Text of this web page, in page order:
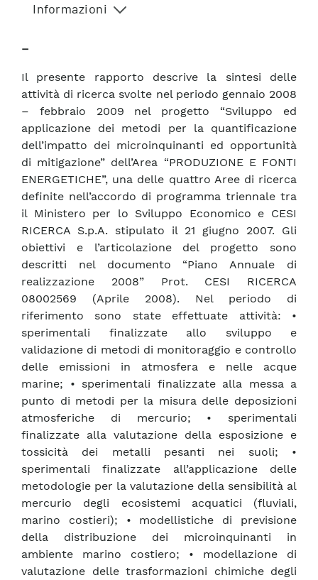
Informazioni
–
Il presente rapporto descrive la sintesi delle
attività di ricerca svolte nel periodo gennaio 2008
– febbraio 2009 nel progetto “Sviluppo ed
applicazione dei metodi per la quantificazione
dell’impatto dei microinquinanti ed opportunità
di mitigazione” dell’Area “PRODUZIONE E FONTI
ENERGETICHE”, una delle quattro Aree di ricerca
definite nell’accordo di programma triennale tra
il Ministero per lo Sviluppo Economico e CESI
RICERCA S.p.A. stipulato il 21 giugno 2007. Gli
obiettivi e l’articolazione del progetto sono
descritti nel documento “Piano Annuale di
realizzazione 2008” Prot. CESI RICERCA
08002569 (Aprile 2008). Nel periodo di
riferimento sono state effettuate attività: •
sperimentali finalizzate allo sviluppo e
validazione di metodi di monitoraggio e controllo
delle emissioni in atmosfera e nelle acque
marine; • sperimentali finalizzate alla messa a
punto di metodi per la misura delle deposizioni
atmosferiche di mercurio; • sperimentali
finalizzate alla valutazione della esposizione e
tossicità dei metalli pesanti nei suoli; •
sperimentali finalizzate all’applicazione delle
metodologie per la valutazione della sensibilità al
mercurio degli ecosistemi acquatici (fluviali,
marino costieri); • modellistiche di previsione
della distribuzione dei microinquinanti in
ambiente marino costiero; • modellazione di
valutazione delle trasformazioni chimiche degli